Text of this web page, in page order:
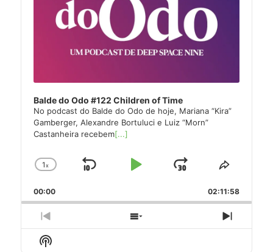
Balde do Odo #122 Children of Time
No podcast do Balde do Odo de hoje, Mariana “Kira”
Gamberger, Alexandre Bortuluci e Luiz “Morn”
Castanheira recebem[...]
Change
Rate
1x
Skip
Play
Jump
Forward
Share
Episode
00:00 02:11:58
Previous
Episode
Show
Episodes
Next
Episode
Show